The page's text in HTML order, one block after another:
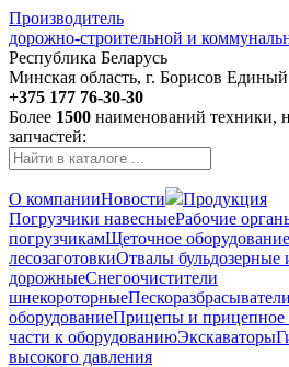
Производитель
дорожно-строительной и
Республика Беларусь
Минская область, г. Борисов Единый
+375 177 76-30-30
Более 1500 наименований техники,
запчастей:
О компанииНовости
Продукция
Погрузчики навесныеРабочие
погрузчикамЩеточное
лесозаготовкиОтвалы бульдозерные
дорожныеСнегоочистители
шнекороторныеПескоразбрасыватели
оборудованиеПрицепы и прицепное
части к оборудованиюЭкскаваторы
высокого давления